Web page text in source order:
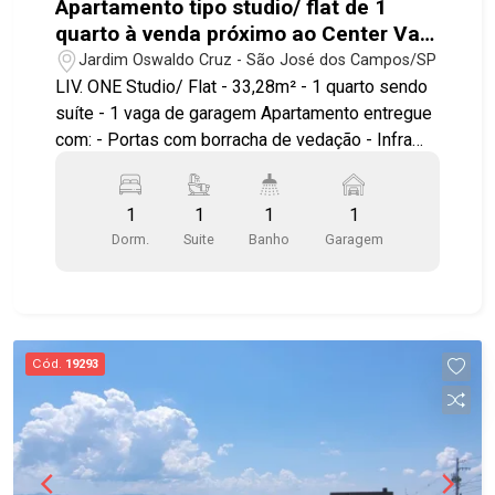
Apartamento tipo studio/ flat de 1
quarto à venda próximo ao Center Vale
em São José dos Campos | Liv.One
Jardim Oswaldo Cruz - São José dos Campos/SP
LIV. ONE Studio/ Flat - 33,28m² - 1 quarto sendo
suíte - 1 vaga de garagem Apartamento entregue
com: - Portas com borracha de vedação - Infra
- Área de serviço integrada a varanda - Ponto
elétrico para churrasqueira grill - Janela com
persiana integrada automatizada - Aquecimento a
COMUNS Piscina com prainha Solarium Mirante
Wellness Espaço yoga Fitness interno e externo
Fireplace Espaços gourmet Lounges Wine bar
Coworking Lavanderia compartilhada Minimarket
Delivery room Bicicletário Diferenciais de
investimento: localização estratégica ao lado do
1
Dorm.
1
Suite
1
Banho
1
Garagem
Cód. 19293